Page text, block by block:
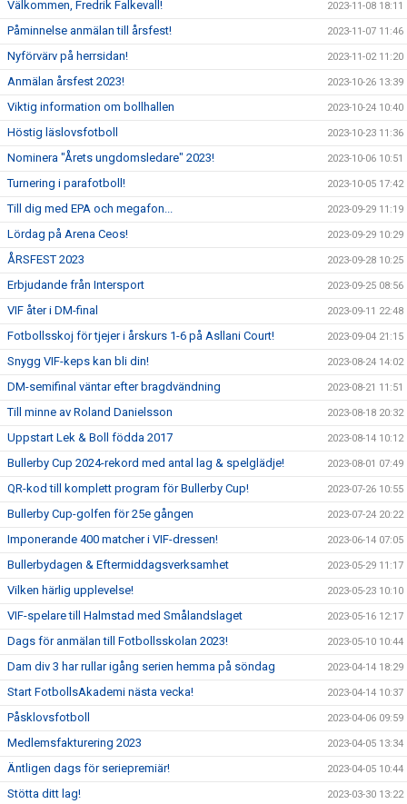
Välkommen, Fredrik Falkevall! 2023-11-08 18:11
Påminnelse anmälan till årsfest! 2023-11-07 11:46
Nyförvärv på herrsidan! 2023-11-02 11:20
Anmälan årsfest 2023! 2023-10-26 13:39
Viktig information om bollhallen 2023-10-24 10:40
Höstig läslovsfotboll 2023-10-23 11:36
Nominera "Årets ungdomsledare" 2023! 2023-10-06 10:51
Turnering i parafotboll! 2023-10-05 17:42
Till dig med EPA och megafon... 2023-09-29 11:19
Lördag på Arena Ceos! 2023-09-29 10:29
ÅRSFEST 2023 2023-09-28 10:25
Erbjudande från Intersport 2023-09-25 08:56
VIF åter i DM-final 2023-09-11 22:48
Fotbollsskoj för tjejer i årskurs 1-6 på Asllani Court! 2023-09-04 21:15
Snygg VIF-keps kan bli din! 2023-08-24 14:02
DM-semifinal väntar efter bragdvändning 2023-08-21 11:51
Till minne av Roland Danielsson 2023-08-18 20:32
Uppstart Lek & Boll födda 2017 2023-08-14 10:12
Bullerby Cup 2024-rekord med antal lag & spelglädje! 2023-08-01 07:49
QR-kod till komplett program för Bullerby Cup! 2023-07-26 10:55
Bullerby Cup-golfen för 25e gången 2023-07-24 20:22
Imponerande 400 matcher i VIF-dressen! 2023-06-14 07:05
Bullerbydagen & Eftermiddagsverksamhet 2023-05-29 11:17
Vilken härlig upplevelse! 2023-05-23 10:10
VIF-spelare till Halmstad med Smålandslaget 2023-05-16 12:17
Dags för anmälan till Fotbollsskolan 2023! 2023-05-10 10:44
Dam div 3 har rullar igång serien hemma på söndag 2023-04-14 18:29
Start FotbollsAkademi nästa vecka! 2023-04-14 10:37
Påsklovsfotboll 2023-04-06 09:59
Medlemsfakturering 2023 2023-04-05 13:34
Äntligen dags för seriepremiär! 2023-04-05 10:44
Stötta ditt lag! 2023-03-30 13:22